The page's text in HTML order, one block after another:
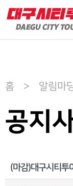
홈 > 알림마
공지
(마감)대구시티투